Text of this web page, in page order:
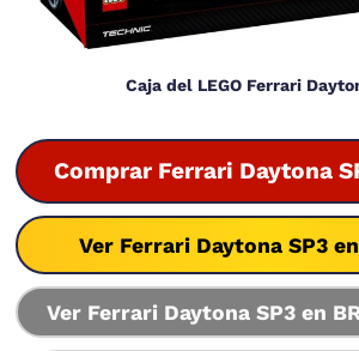
Caja del LEGO Ferrari
Comprar Ferrari Daytona
Ver Ferrari Daytona SP3
Ver Ferrari Daytona SP3 en